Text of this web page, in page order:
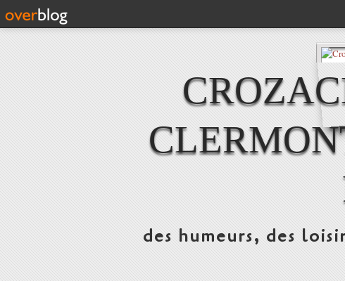
des humeurs, des